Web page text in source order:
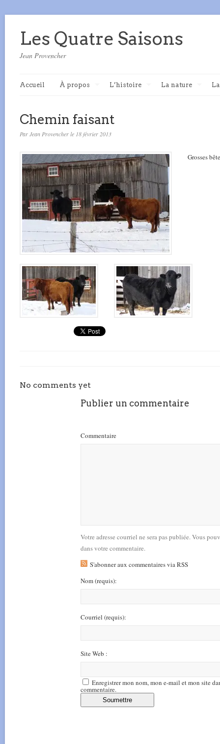
Les Quatre Saisons
Jean Provencher
Accueil À propos L’histoire La nature
Chemin faisant
Par Jean Provencher le 18 février 2013
Grosses
No comments yet
Publier un commentaire
Commentaire
Votre adresse courriel ne sera pas publiée. Vous
dans votre commentaire.
S'abonner aux commentaires via RSS
Nom(requis):
Courriel (requis):
Site Web :
Enregistrer mon nom, mon e-mail et mon site
commentaire.